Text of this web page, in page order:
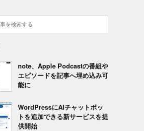
note、Apple Podcastの番組や
エピソードを記事へ埋め込み可
能に
WordPressにAIチャットボッ
トを追加できる新サービスを提
供開始